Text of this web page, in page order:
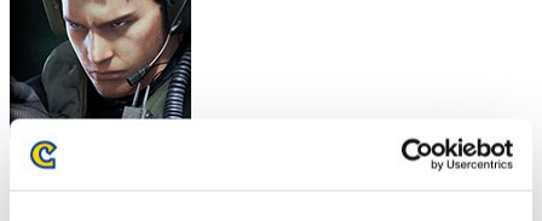
Todo El Maligno